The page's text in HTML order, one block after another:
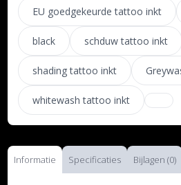
EU goedgekeurde tattoo inkt
black schduw tattoo inkt
shading tattoo inkt
whitewash tattoo inkt
Informatie Specificaties Bijlagen (0)